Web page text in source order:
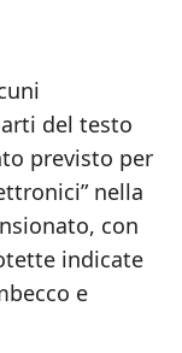
del testo
previsto per
nella
con
indicate
e